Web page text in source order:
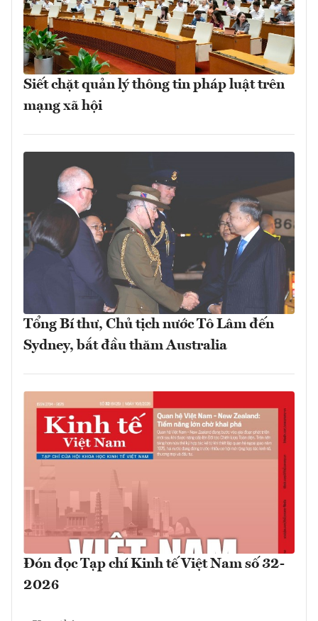
Siết chặt quản lý thông tin pháp luật trên
mạng xã hội
Tổng Bí thư, Chủ tịch nước Tô Lâm đến
Sydney, bắt đầu thăm Australia
Đón đọc Tạp chí Kinh tế Việt Nam số 32-
2026